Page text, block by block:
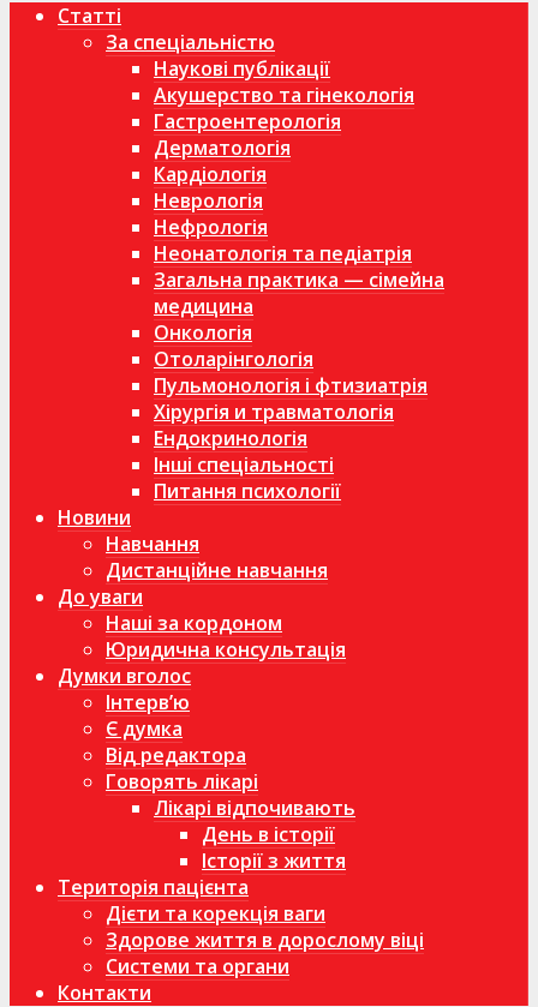
Статті
За спеціальністю
Наукові публікації
Акушерство та гінекологія
Гастроентерологія
Дерматологія
Кардіологія
Неврологія
Нефрологія
Неонатологія та педіатрія
Загальна практика — сімейна
медицина
Онкологія
Отоларінгологія
Пульмонологія і фтизиатрія
Хірургія и травматологія
Ендокринологія
Інші спеціальності
Питання психології
Новини
Навчання
Дистанційне навчання
До уваги
Наші за кордоном
Юридична консультація
Думки вголос
Інтерв’ю
Є думка
Від редактора
Говорять лікарі
Лікарі відпочивають
День в історії
Історії з життя
Територія пацієнта
Дієти та корекція ваги
Здорове життя в дорослому віці
Системи та органи
Контакти